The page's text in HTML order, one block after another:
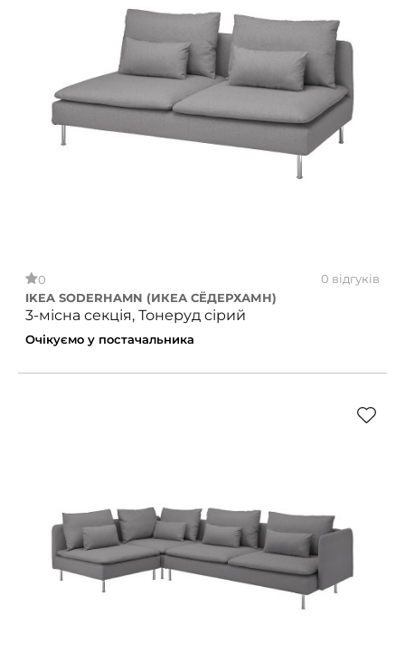
0
0 відгуків
IKEA SODERHAMN (ИКЕА СЁДЕРХАМН)
3-місна секція, Тонеруд сірий
Очікуємо у постачальника